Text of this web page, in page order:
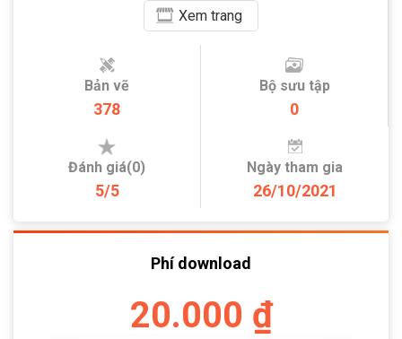
Xemtrang
Bản vẽ
378
Bộ sưu tập
0
Đánh giá(0)
5/5
Ngày tham gia
26/10/2021
Phí download
20.000 ₫